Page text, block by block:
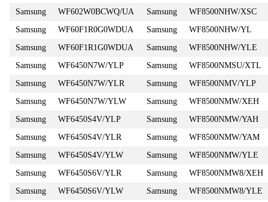
Samsung
WF602W0BCWQ/UA Samsung
WF8500NHW/XSC
Samsung
WF60F1R0G0WDUA Samsung
WF8500NHW/YL
Samsung
WF60F1R1G0WDUA Samsung
WF8500NHW/YLE
Samsung
WF6450N7W/YLP Samsung
WF8500NMSU/XTL
Samsung
WF6450N7W/YLR Samsung
WF8500NMV/YLP
Samsung
WF6450N7W/YLW Samsung
WF8500NMW/XEH
Samsung
WF6450S4V/YLP Samsung
WF8500NMW/YAH
Samsung
WF6450S4V/YLR Samsung
WF8500NMW/YAM
Samsung
WF6450S4V/YLW Samsung
WF8500NMW/YLE
Samsung
WF6450S6V/YLR Samsung
WF8500NMW8/XEH
Samsung
WF6450S6V/YLW Samsung WF8500NMW8/YLE